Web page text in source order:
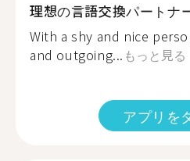
理想の言語交換パートナ
With a shy and nice
and outgoing... もっと見る
アプリを